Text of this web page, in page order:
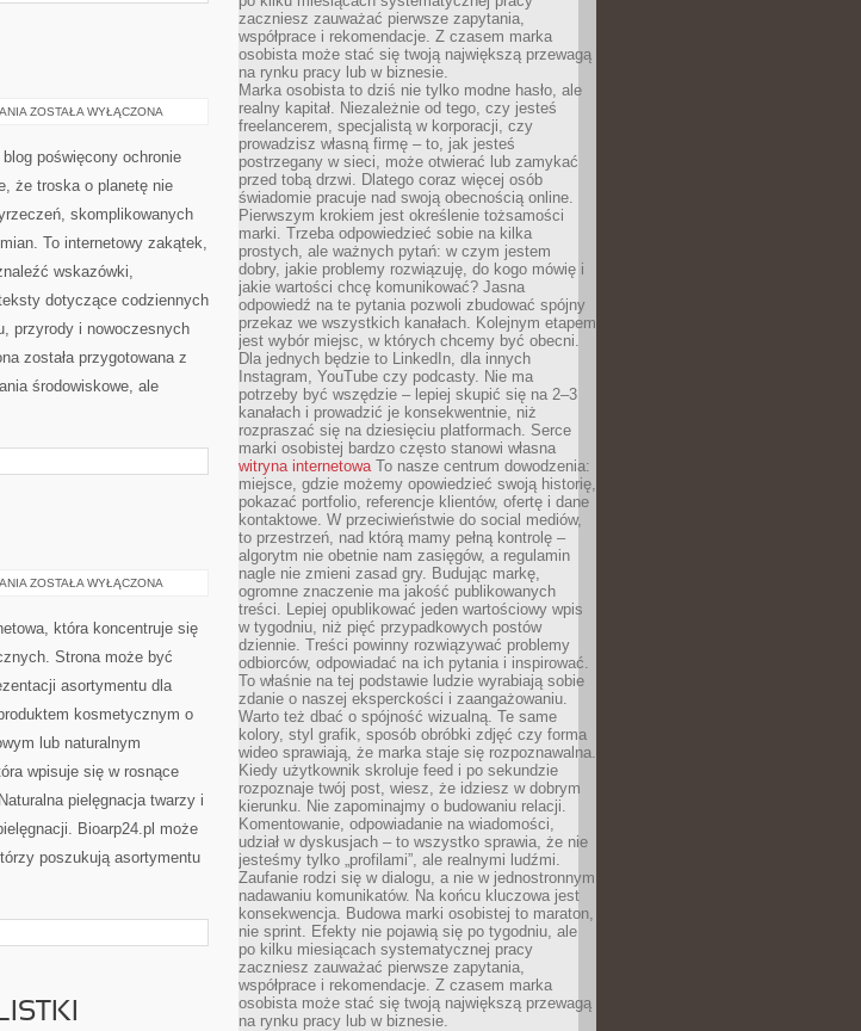
ZRÓWNOWAŻONA
ZOSTAŁA WYŁĄCZONA
poświęcony ochronie
że troska o planetę nie
skomplikowanych
To internetowy zakątek,
wskazówki,
dotyczące codziennych
przyrody i nowoczesnych
została przygotowana z
środowiskowe, ale
EKO-
ZOSTAŁA WYŁĄCZONA
która koncentruje się
Strona może być
asortymentu dla
kosmetycznym o
lub naturalnym
wpisuje się w rosnące
pielęgnacja twarzy i
Bioarp24.pl może
poszukują asortymentu
zaczniesz zauważać pierwsze zapytania,
współprace i rekomendacje. Z czasem marka
osobista może stać się twoją największą przewagą
na rynku pracy lub w biznesie.
Marka osobista to dziś nie tylko modne hasło, ale
realny kapitał. Niezależnie od tego, czy jesteś
freelancerem, specjalistą w korporacji, czy
prowadzisz własną firmę – to, jak jesteś
postrzegany w sieci, może otwierać lub zamykać
przed tobą drzwi. Dlatego coraz więcej osób
świadomie pracuje nad swoją obecnością online.
Pierwszym krokiem jest określenie tożsamości
marki. Trzeba odpowiedzieć sobie na kilka
prostych, ale ważnych pytań: w czym jestem
dobry, jakie problemy rozwiązuję, do kogo mówię i
jakie wartości chcę komunikować? Jasna
odpowiedź na te pytania pozwoli zbudować spójny
przekaz we wszystkich kanałach. Kolejnym etapem
jest wybór miejsc, w których chcemy być obecni.
Dla jednych będzie to LinkedIn, dla innych
Instagram, YouTube czy podcasty. Nie ma
potrzeby być wszędzie – lepiej skupić się na 2–3
kanałach i prowadzić je konsekwentnie, niż
rozpraszać się na dziesięciu platformach. Serce
marki osobistej bardzo często stanowi własna
witryna internetowaTo nasze centrum dowodzenia:
miejsce, gdzie możemy opowiedzieć swoją historię,
pokazać portfolio, referencje klientów, ofertę i dane
kontaktowe. W przeciwieństwie do social mediów,
to przestrzeń, nad którą mamy pełną kontrolę –
algorytm nie obetnie nam zasięgów, a regulamin
nagle nie zmieni zasad gry. Budując markę,
ogromne znaczenie ma jakość publikowanych
treści. Lepiej opublikować jeden wartościowy wpis
w tygodniu, niż pięć przypadkowych postów
dziennie. Treści powinny rozwiązywać problemy
odbiorców, odpowiadać na ich pytania i inspirować.
To właśnie na tej podstawie ludzie wyrabiają sobie
zdanie o naszej eksperckości i zaangażowaniu.
Warto też dbać o spójność wizualną. Te same
kolory, styl grafik, sposób obróbki zdjęć czy forma
wideo sprawiają, że marka staje się rozpoznawalna.
Kiedy użytkownik skroluje feed i po sekundzie
rozpoznaje twój post, wiesz, że idziesz w dobrym
kierunku. Nie zapominajmy o budowaniu relacji.
Komentowanie, odpowiadanie na wiadomości,
udział w dyskusjach – to wszystko sprawia, że nie
jesteśmy tylko „profilami”, ale realnymi ludźmi.
Zaufanie rodzi się w dialogu, a nie w jednostronnym
nadawaniu komunikatów. Na końcu kluczowa jest
konsekwencja. Budowa marki osobistej to maraton,
nie sprint. Efekty nie pojawią się po tygodniu, ale
po kilku miesiącach systematycznej pracy
zaczniesz zauważać pierwsze zapytania,
współprace i rekomendacje. Z czasem marka
osobista może stać się twoją największą przewagą
na rynku pracy lub w biznesie.